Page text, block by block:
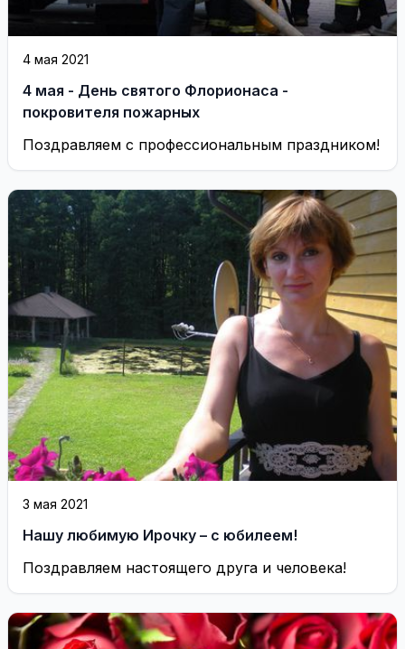
4 мая 2021
4 мая - День святого Флорионаса -
покровителя пожарных
Поздравляем с профессиональным праздником!
3 мая 2021
Нашу любимую Ирочку – с юбилеем!
Поздравляем настоящего друга и человека!